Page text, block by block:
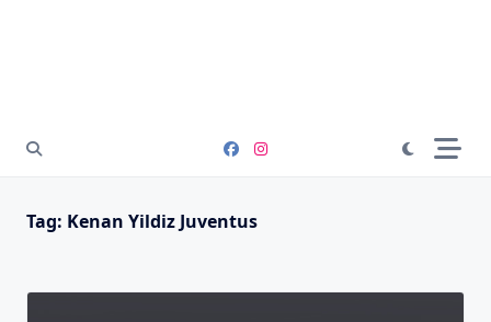
Tag: Kenan Yildiz Juventus